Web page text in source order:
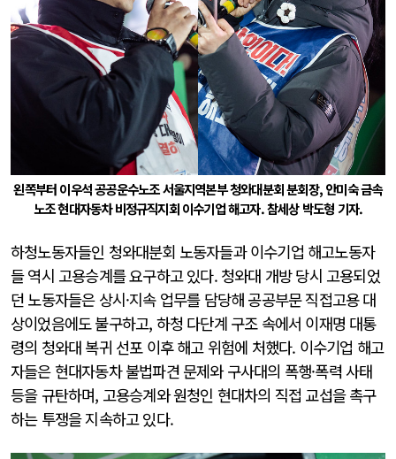
왼쪽부터 이우석 공공운수노조 서울지역본부 청와대분회 분회장, 안미숙 금속
노조 현대자동차 비정규직지회 이수기업 해고자. 참세상 박도형 기자.
하청노동자들인 청와대분회 노동자들과 이수기업 해고노동자
들 역시 고용승계를 요구하고 있다. 청와대 개방 당시 고용되었
던 노동자들은 상시·지속 업무를 담당해 공공부문 직접고용 대
상이었음에도 불구하고, 하청 다단계 구조 속에서 이재명 대통
령의 청와대 복귀 선포 이후 해고 위험에 처했다. 이수기업 해고
자들은 현대자동차 불법파견 문제와 구사대의 폭행·폭력 사태
등을 규탄하며, 고용승계와 원청인 현대차의 직접 교섭을 촉구
하는 투쟁을 지속하고 있다.